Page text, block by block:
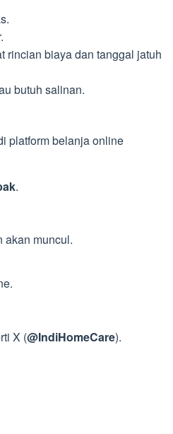
rincian biaya dan tanggal jatuh
butuh salinan.
platform belanja online
.
akan muncul.
X (@IndiHomeCare).